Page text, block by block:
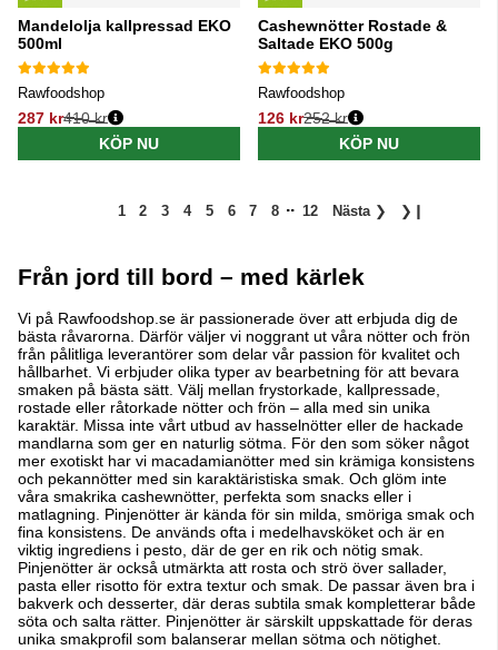
Mandelolja kallpressad EKO
500ml
Rawfoodshop
287 kr
Ordinarie pris:
410 kr
KÖP NU
Cashewnötter Rostade &
Saltade EKO 500g
Rawfoodshop
126 kr
Ordinarie pris:
252 kr
KÖP NU
1 2 3 4 5 6 7 8 .. 12 Nästa ❯ ❯❙
Från jord till bord – med kärlek
Vi på Rawfoodshop.se är passionerade över att erbjuda dig de
bästa råvarorna. Därför väljer vi noggrant ut våra nötter och frön
från pålitliga leverantörer som delar vår passion för kvalitet och
hållbarhet. Vi erbjuder olika typer av bearbetning för att bevara
smaken på bästa sätt. Välj mellan frystorkade, kallpressade,
rostade eller råtorkade nötter och frön – alla med sin unika
karaktär. Missa inte vårt utbud av hasselnötter eller de hackade
mandlarna som ger en naturlig sötma. För den som söker något
mer exotiskt har vi macadamianötter med sin krämiga konsistens
och pekannötter med sin karaktäristiska smak. Och glöm inte
våra smakrika cashewnötter, perfekta som snacks eller i
matlagning. Pinjenötter är kända för sin milda, smöriga smak och
fina konsistens. De används ofta i medelhavsköket och är en
viktig ingrediens i pesto, där de ger en rik och nötig smak.
Pinjenötter är också utmärkta att rosta och strö över sallader,
pasta eller risotto för extra textur och smak. De passar även bra i
bakverk och desserter, där deras subtila smak kompletterar både
söta och salta rätter. Pinjenötter är särskilt uppskattade för deras
unika smakprofil som balanserar mellan sötma och nötighet.